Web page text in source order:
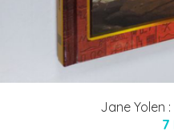
Jane Yolen
7